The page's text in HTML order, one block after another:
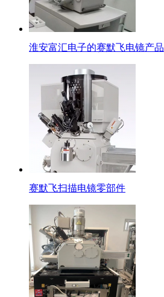
淮安富汇电子的赛默飞电镜产品
赛默飞扫描电镜零部件